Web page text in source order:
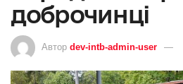
доброчинці
Автор dev-intb-admin-user